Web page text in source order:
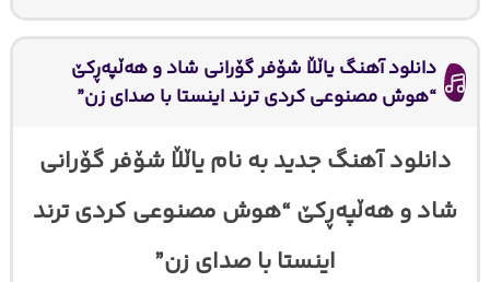
دانلود آهنگ یاڵڵا شۆفر گۆرانی شاد و هەڵپەڕکێ
“هوش مصنوعی کردی ترند اینستا با صدای زن”
دانلود آهنگ جدید به نام یاڵڵا شۆفر گۆرانی
شاد و هەڵپەڕکێ “هوش مصنوعی کردی ترند
اینستا با صدای زن”